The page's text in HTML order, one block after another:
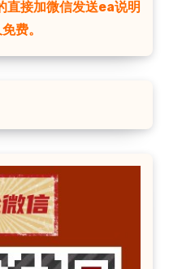
直接加微信发送ea说明
费。